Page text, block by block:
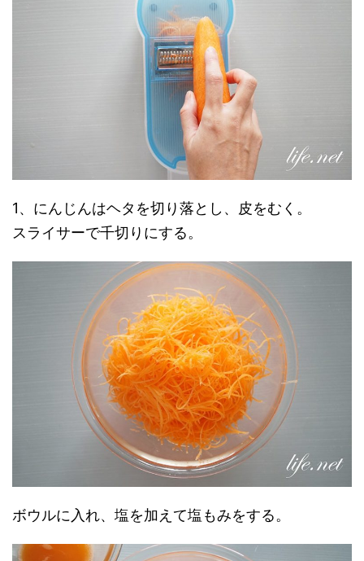
1、にんじんはヘタを切り落とし、皮をむく。
スライサーで千切りにする。
ボウルに入れ、塩を加えて塩もみをする。